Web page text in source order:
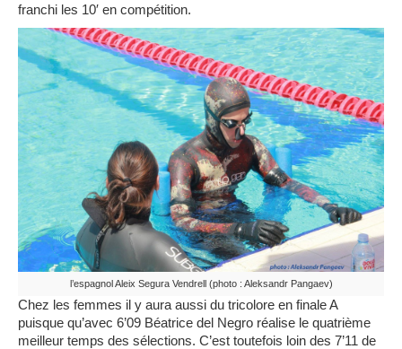
franchi les 10′ en compétition.
l’espagnol Aleix Segura Vendrell (photo : Aleksandr Pangaev)
Chez les femmes il y aura aussi du tricolore en finale A
puisque qu’avec 6’09 Béatrice del Negro réalise le quatrième
meilleur temps des sélections. C’est toutefois loin des 7’11 de